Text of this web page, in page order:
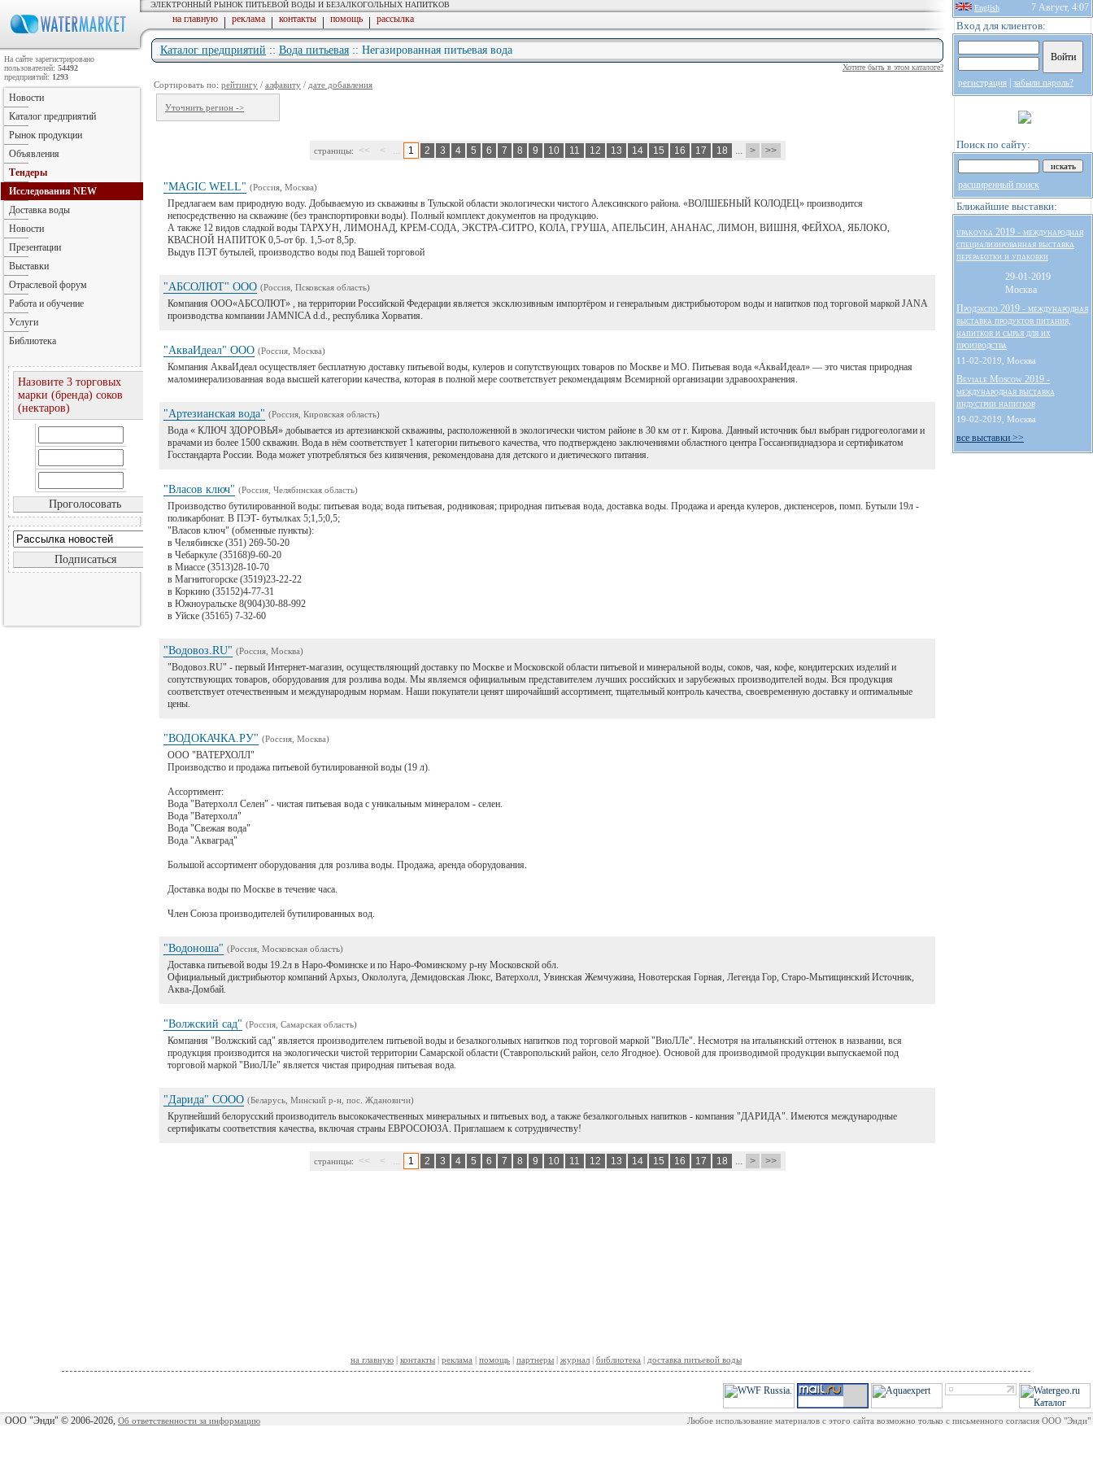
ЭЛЕКТРОННЫЙ РЫНОК ПИТЬЕВОЙ ВОДЫ И БЕЗАЛКОГОЛЬНЫХ НАПИТКОВ
на главную | реклама | контакты | помощь | рассылка
Каталог предприятий :: Вода питьевая :: Негазированная питьевая вода
Хотите быть в этом каталоге?
Сортировать по: рейтингу / алфавиту / дате добавления
Уточнить регион ->
страницы: << < ... 1 2 3 4 5 6 7 8 9 10 11 12 13 14 15 16 17 18 ... > >>
"MAGIC WELL" (Россия, Москва)
Предлагаем вам природную воду. Добываемую из скважины в Тульской области экологически чистого Алексинского района. «ВОЛШЕБНЫЙ КОЛОДЕЦ» производится
непосредственно на скважине (без транспортировки воды). Полный комплект документов на продукцию.
А также 12 видов сладкой воды ТАРХУН, ЛИМОНАД, КРЕМ-СОДА, ЭКСТРА-СИТРО, КОЛА, ГРУША, АПЕЛЬСИН, АНАНАС, ЛИМОН, ВИШНЯ, ФЕЙХОА, ЯБЛОКО,
КВАСНОЙ НАПИТОК 0,5-от 6р. 1,5-от 8,5р.
Выдув ПЭТ бутылей, производство воды под Вашей торговой
"АБСОЛЮТ" ООО (Россия, Псковская область)
Компания ООО«АБСОЛЮТ» , на территории Российской Федерации является эксклюзивным импортёром и генеральным дистрибьютором воды и напитков под торговой маркой JANA
производства компании JAMNICA d.d., республика Хорватия.
"АкваИдеал" ООО (Россия, Москва)
Компания АкваИдеал осуществляет бесплатную доставку питьевой воды, кулеров и сопутствующих товаров по Москве и МО. Питьевая вода «АкваИдеал» — это чистая природная
маломинерализованная вода высшей категории качества, которая в полной мере соответствует рекомендациям Всемирной организации здравоохранения.
"Артезианская вода" (Россия, Кировская область)
Вода « КЛЮЧ ЗДОРОВЬЯ» добывается из артезианской скважины, расположенной в экологически чистом районе в 30 км от г. Кирова. Данный источник был выбран гидрогеологами и
врачами из более 1500 скважин. Вода в нём соответствует 1 категории питьевого качества, что подтверждено заключениями областного центра Госсанэпиднадзора и сертификатом
Госстандарта России. Вода может употребляться без кипячения, рекомендована для детского и диетического питания.
"Власов ключ" (Россия, Челябинская область)
Производство бутилированной воды: питьевая вода; вода питьевая, родниковая; природная питьевая вода, доставка воды. Продажа и аренда кулеров, диспенсеров, помп. Бутыли 19л -
поликарбонат. В ПЭТ- бутылках 5;1,5;0,5;
"Власов ключ" (обменные пункты):
в Челябинске (351) 269-50-20
в Чебаркуле (35168)9-60-20
в Миассе (3513)28-10-70
в Магнитогорске (3519)23-22-22
в Коркино (35152)4-77-31
в Южноуральске 8(904)30-88-992
в Уйске (35165) 7-32-60
"Водовоз.RU" (Россия, Москва)
"Водовоз.RU" - первый Интернет-магазин, осуществляющий доставку по Москве и Московской области питьевой и минеральной воды, соков, чая, кофе, кондитерских изделий и
сопутствующих товаров, оборудования для розлива воды. Мы являемся официальным представителем лучших российских и зарубежных производителей воды. Вся продукция
соответствует отечественным и международным нормам. Наши покупатели ценят широчайший ассортимент, тщательный контроль качества, своевременную доставку и оптимальные
цены.
"ВОДОКАЧКА.РУ" (Россия, Москва)
ООО "ВАТЕРХОЛЛ"
Производство и продажа питьевой бутилированной воды (19 л).
Ассортимент:
Вода "Ватерхолл Селен" - чистая питьевая вода с уникальным минералом - селен.
Вода "Ватерхолл"
Вода "Свежая вода"
Вода "Акваград"
Большой ассортимент оборудования для розлива воды. Продажа, аренда оборудования.
Доставка воды по Москве в течение часа.
Член Союза производителей бутилированных вод.
"Водоноша" (Россия, Московская область)
Доставка питьевой воды 19.2л в Наро-Фоминске и по Наро-Фоминскому р-ну Московской обл.
Официальный дистрибьютор компаний Архыз, Окололуга, Демидовская Люкс, Ватерхолл, Увинская Жемчужина, Новотерская Горная, Легенда Гор, Старо-Мытищинский Источник,
Аква-Домбай.
"Волжский сад" (Россия, Самарская область)
Компания "Волжский сад" является производителем питьевой воды и безалкогольных напитков под торговой маркой "ВиоЛЛе". Несмотря на итальянский оттенок в названии, вся
продукция производится на экологически чистой территории Самарской области (Ставропольский район, село Ягодное). Основой для производимой продукции выпускаемой под
торговой маркой "ВиоЛЛе" является чистая природная питьевая вода.
"Дарида" СООО (Беларусь, Минский р-н, пос. Ждановичи)
Крупнейший белорусский производитель высококачественных минеральных и питьевых вод, а также безалкогольных напитков - компания "ДАРИДА". Имеются международные
сертификаты соответствия качества, включая страны ЕВРОСОЮЗА. Приглашаем к сотрудничеству!
страницы: << < ... 1 2 3 4 5 6 7 8 9 10 11 12 13 14 15 16 17 18 ... > >>
На сайте зарегистрировано
пользователей: 54492
предприятий: 1293
Новости
Каталог предприятий
Рынок продукции
Объявления
Тендеры
Исследования NEW
Доставка воды
Новости
Презентации
Выставки
Отраслевой форум
Работа и обучение
Услуги
Библиотека
Назовите 3 торговых
марки (бренда) соков
(нектаров)
English 7 Август, 4:07
Вход для клиентов:
регистрация забыли пароль?
Поиск по сайту:
расширенный поиск
Ближайшие выставки:
upakovka 2019 - международная
специализированная выставка
переработки и упаковки
29-01-2019
Москва
Продэкспо 2019 - международная
выставка продуктов питания,
напитков и сырья для их
производства
11-02-2019, Москва
Beviale Moscow 2019 -
международная выставка
индустрии напитков
19-02-2019, Москва
все выставки >>
на главную | контакты | реклама | помощь | партнеры | журнал | библиотека | доставка питьевой воды
ООО "Энди" © 2006-2026, Об ответственности за информацию Любое использование материалов с этого сайта возможно только с письменного согласия ООО "Энди"